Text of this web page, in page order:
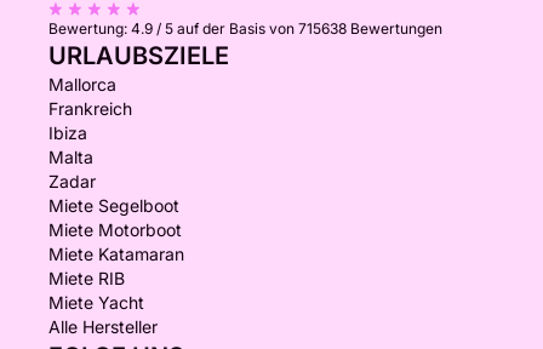
Bewertung: 4.9 / 5 auf der Basis von 715638 Bewertungen
URLAUBSZIELE
Mallorca
Frankreich
Ibiza
Malta
Zadar
Miete Segelboot
Miete Motorboot
Miete Katamaran
Miete RIB
Miete Yacht
Alle Hersteller